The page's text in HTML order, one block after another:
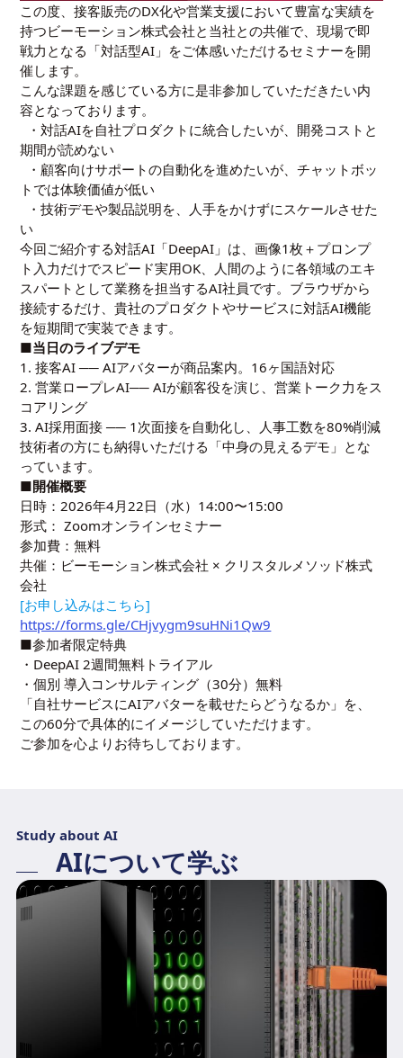
この度、接客販売のDX化や営業支援において豊富な実績を
持つビーモーション株式会社と当社との共催で、現場で即
戦力となる「対話型AI」をご体感いただけるセミナーを開
催します。
こんな課題を感じている方に是非参加していただきたい内
容となっております。
・対話AIを自社プロダクトに統合したいが、開発コストと
期間が読めない
・顧客向けサポートの自動化を進めたいが、チャットボッ
トでは体験価値が低い
・技術デモや製品説明を、人手をかけずにスケールさせた
い
今回ご紹介する対話AI「DeepAI」は、画像1枚＋プロンプ
ト入力だけでスピード実用OK、人間のように各領域のエキ
スパートとして業務を担当するAI社員です。ブラウザから
接続するだけ、貴社のプロダクトやサービスに対話AI機能
を短期間で実装できます。
■当日のライブデモ
1. 接客AI ── AIアバターが商品案内。16ヶ国語対応
2. 営業ロープレAI── AIが顧客役を演じ、営業トーク力をス
コアリング
3. AI採用面接 ── 1次面接を自動化し、人事工数を80%削減
技術者の方にも納得いただける「中身の見えるデモ」とな
っています。
■開催概要
日時：2026年4月22日（水）14:00〜15:00
形式： Zoomオンラインセミナー
参加費：無料
共催：ビーモーション株式会社 × クリスタルメソッド株式
会社
[お申し込みはこちら]
https://forms.gle/CHjvygm9suHNi1Qw9
■参加者限定特典
・DeepAI 2週間無料トライアル
・個別 導入コンサルティング（30分）無料
「自社サービスにAIアバターを載せたらどうなるか」を、
この60分で具体的にイメージしていただけます。
ご参加を心よりお待ちしております。
Study about AI
AIについて学ぶ